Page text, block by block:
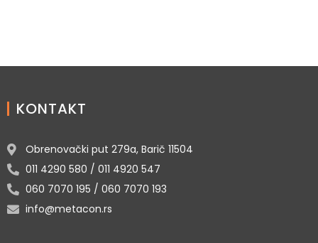
KONTAKT
Obrenovački put 279a, Barič 11504
011 4290 580 / 011 4920 547
060 7070 195 / 060 7070 193
info@metacon.rs